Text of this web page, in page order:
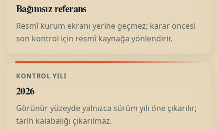
Bağımsız referans
Resmî kurum ekranı yerine geçmez; karar öncesi
son kontrol için resmî kaynağa yönlendirir.
KONTROL YILI
2026
Görünür yüzeyde yalnızca sürüm yılı öne çıkarılır;
tarih kalabalığı çıkarılmaz.